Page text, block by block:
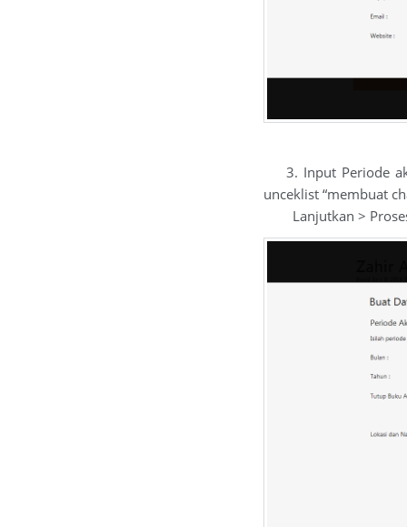
3. Input Periode
unceklist “membuat
Lanjutkan >